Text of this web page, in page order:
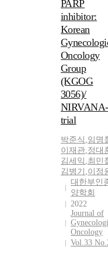
PARP
inhibitor:
Korean
Oncology
Group
(KGOG
3056)/
trial
박준식 ,임명
이재관,정대
김세익 ,최민
김병기 ,이정
대한부인
양학회
2022
Journal of
Oncology
Vol.33